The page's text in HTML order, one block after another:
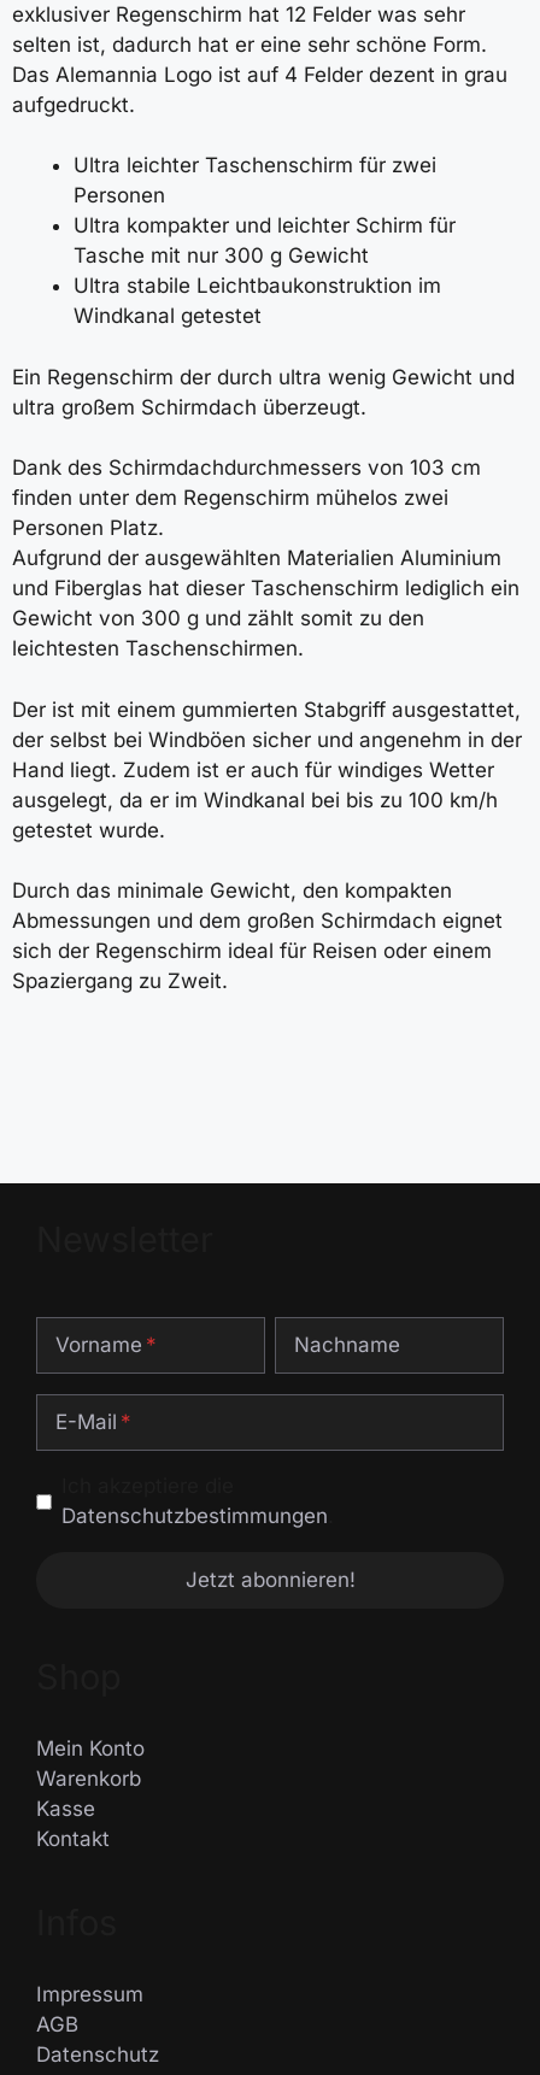
exklusiver Regenschirm hat 12 Felder was sehr
selten ist, dadurch hat er eine sehr schöne Form.
Das Alemannia Logo ist auf 4 Felder dezent in grau
aufgedruckt.
Ultra leichter Taschenschirm für zwei
Personen
Ultra kompakter und leichter Schirm für
Tasche mit nur 300 g Gewicht
Ultra stabile Leichtbaukonstruktion im
Windkanal getestet
Ein Regenschirm der durch ultra wenig Gewicht und
ultra großem Schirmdach überzeugt.
Dank des Schirmdachdurchmessers von 103 cm
finden unter dem Regenschirm mühelos zwei
Personen Platz.
Aufgrund der ausgewählten Materialien Aluminium
und Fiberglas hat dieser Taschenschirm lediglich ein
Gewicht von 300 g und zählt somit zu den
leichtesten Taschenschirmen.
Der ist mit einem gummierten Stabgriff ausgestattet,
der selbst bei Windböen sicher und angenehm in der
Hand liegt. Zudem ist er auch für windiges Wetter
ausgelegt, da er im Windkanal bei bis zu 100 km/h
getestet wurde.
Durch das minimale Gewicht, den kompakten
Abmessungen und dem großen Schirmdach eignet
sich der Regenschirm ideal für Reisen oder einem
Spaziergang zu Zweit.
Vorname Nachname
E-Mail
Datenschutzbestimmungen
Mein Konto
Warenkorb
Kasse
Kontakt
Impressum
AGB
Datenschutz